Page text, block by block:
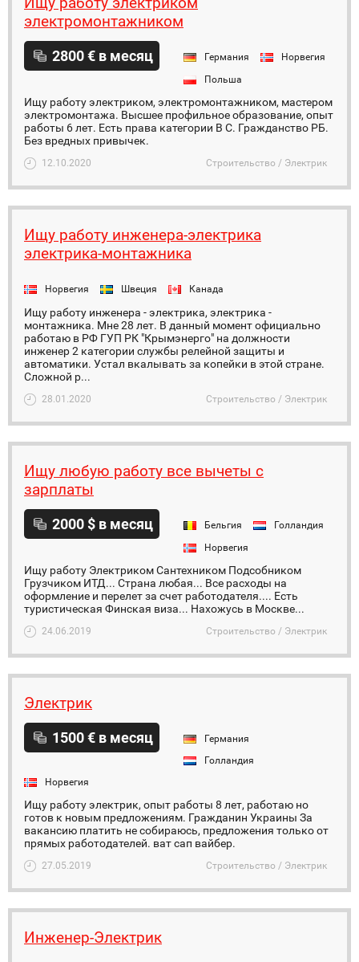
электромонтажником
2800 € в месяц Германия
Норвегия
Польша
Ищу работу электриком, электромонтажником, мастером
электромонтажа. Высшее профильное образование, опыт
работы 6 лет. Есть права категории В С. Гражданство РБ.
Без вредных привычек.
12.10.2020 Строительство / Электрик
Ищу работу инженера-электрика
электрика-монтажника
Норвегия Швеция Канада
Ищу работу инженера - электрика, электрика -
монтажника. Мне 28 лет. В данный момент официально
работаю в РФ ГУП РК "Крымэнерго" на должности
инженер 2 категории службы релейной защиты и
автоматики. Устал вкалывать за копейки в этой стране.
Сложной р...
28.01.2020 Строительство / Электрик
Ищу любую работу все вычеты с
зарплаты
2000 $ в месяц Бельгия
Голландия
Норвегия
Ищу работу Электриком Сантехником Подсобником
Грузчиком ИТД... Страна любая... Все расходы на
оформление и перелет за счет работодателя.... Есть
туристическая Финская виза... Нахожусь в Москве...
24.06.2019 Строительство / Электрик
Электрик
1500 € в месяц
Германия
Голландия
Норвегия
Ищу работу электрик, опыт работы 8 лет, работаю но
готов к новым предложениям. Гражданин Украины За
вакансию платить не собираюсь, предложения только от
прямых работодателей. ват сап вайбер.
27.05.2019 Строительство / Электрик
Инженер-Электрик